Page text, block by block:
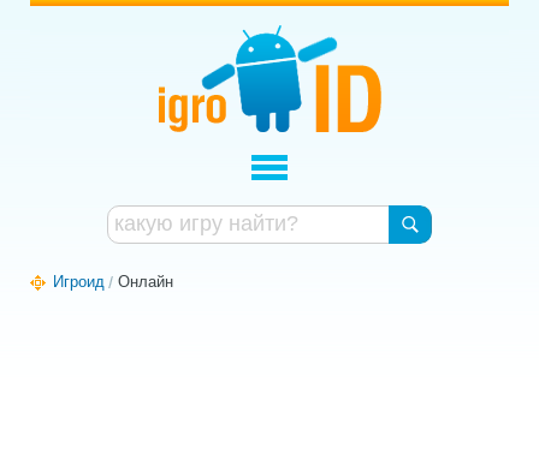
Игроид Онлайн